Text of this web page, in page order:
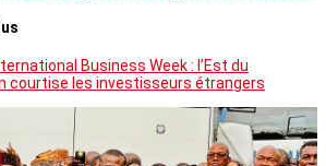
Business Week : l’Est du
courtise les investisseurs étrangers